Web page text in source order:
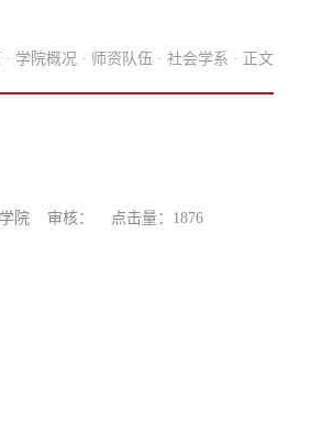
· 学院概况 · 师资队伍 · 社会学系 · 正文
院 审核： 点击量： 1876